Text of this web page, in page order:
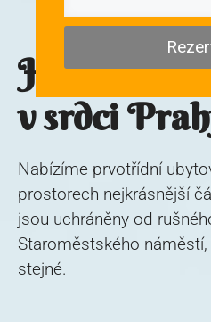
Hotel
v srdci
Nabízíme prvotřídní
prostorech nejkrásnější
jsou uchráněny od
Staroměstského
stejné.